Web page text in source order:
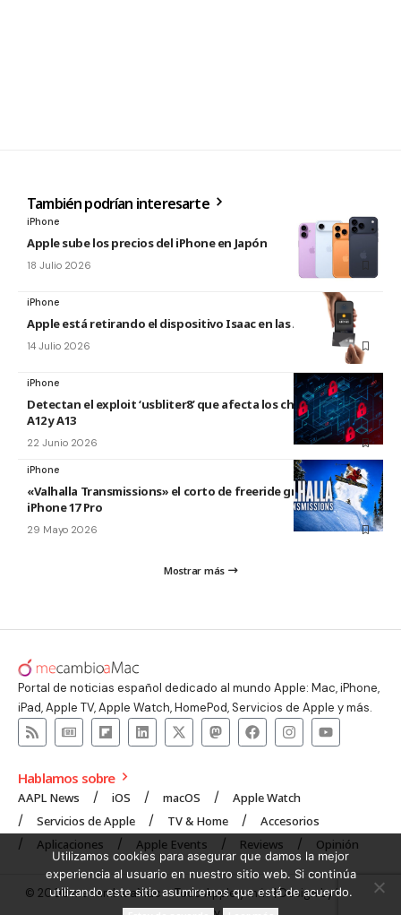
También podrían interesarte
iPhone
Apple sube los precios del iPhone en Japón
18 Julio 2026
iPhone
Apple está retirando el dispositivo Isaac en las Apple Store
14 Julio 2026
iPhone
Detectan el exploit ‘usbliter8’ que afecta los chips de Apple
A12 y A13
22 Junio 2026
iPhone
«Valhalla Transmissions» el corto de freeride grabado con el
iPhone 17 Pro
29 Mayo 2026
Mostrar más
Portal de noticias español dedicado al mundo Apple: Mac, iPhone,
iPad, Apple TV, Apple Watch, HomePod, Servicios de Apple y más.
Hablamos sobre
AAPL News iOS macOS
Apple Watch
Servicios de Apple
TV & Home
Accesorios
Aplicaciones
Apple Events Reviews Opinión
© 2008 mecambioaMac – Todo Apple y más | Design byUNXON
Utilizamos cookies para asegurar que damos la mejor
experiencia al usuario en nuestro sitio web. Si continúa
utilizando este sitio asumiremos que está de acuerdo.